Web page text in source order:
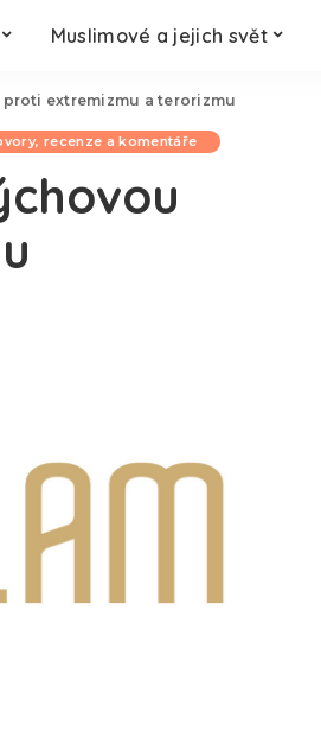
Muslimové a jejich svět
extremizmu a terorizmu
recenze a komentáře